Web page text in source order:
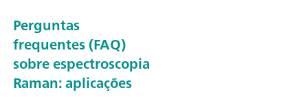
Perguntas
frequentes (FAQ)
sobre espectroscopia
Raman: aplicações